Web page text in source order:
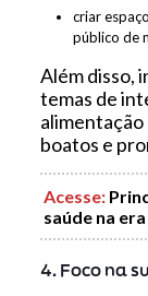
criar
público de
Além disso,
temas de
alimentação
boatos e
Acesse:
saúde na
4. Foco na